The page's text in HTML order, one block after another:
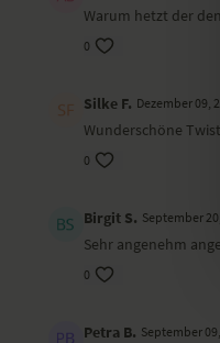
Warum hetzt der
0
Silke F. Dezember 09,
Wunderschöne
0
Birgit S. September 20,
Sehr angenehm
0
Petra B. September